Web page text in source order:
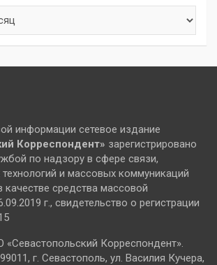
информации сетевое издание
Корреспондент» зарегистрировано
по надзору в сфере связи,
и массовых коммуникаций
средства массовой
г., свидетельство о регистрации
«Севастопольский Корреспондент».
г. Севастополь, ул. Василия Кучера,